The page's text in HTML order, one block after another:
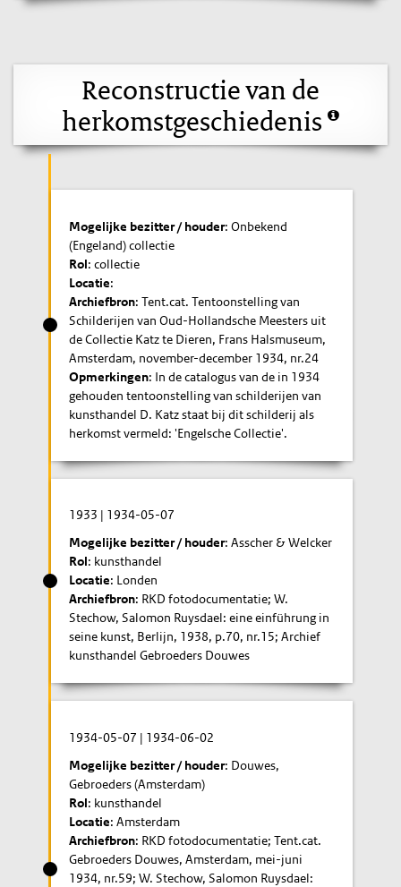
Reconstructie van de
herkomstgeschiedenis
Mogelijke bezitter / houder: Onbekend
(Engeland) collectie
Rol: collectie
Locatie:
Archiefbron: Tent.cat. Tentoonstelling van
Schilderijen van Oud-Hollandsche Meesters uit
de Collectie Katz te Dieren, Frans Halsmuseum,
Amsterdam, november-december 1934, nr.24
Opmerkingen: In de catalogus van de in 1934
gehouden tentoonstelling van schilderijen van
kunsthandel D. Katz staat bij dit schilderij als
herkomst vermeld: 'Engelsche Collectie'.
1933 | 1934-05-07
Mogelijke bezitter / houder: Asscher & Welcker
Rol: kunsthandel
Locatie: Londen
Archiefbron: RKD fotodocumentatie; W.
Stechow, Salomon Ruysdael: eine einführung in
seine kunst, Berlijn, 1938, p.70, nr.15; Archief
kunsthandel Gebroeders Douwes
1934-05-07 | 1934-06-02
Mogelijke bezitter / houder: Douwes,
Gebroeders (Amsterdam)
Rol: kunsthandel
Locatie: Amsterdam
Archiefbron: RKD fotodocumentatie; Tent.cat.
Gebroeders Douwes, Amsterdam, mei-juni
1934, nr.59; W. Stechow, Salomon Ruysdael: